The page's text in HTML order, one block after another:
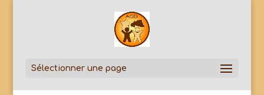
Sélectionner une page